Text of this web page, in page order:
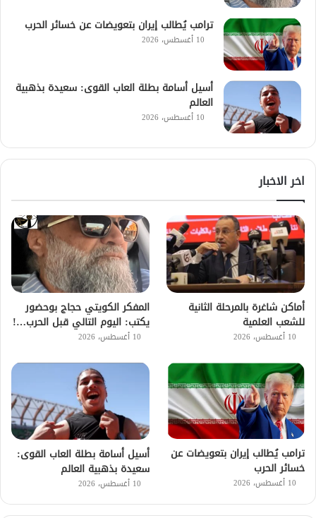
ترامب يُطالب إيران بتعويضات عن خسائر الحرب
10 أغسطس، 2026
أسيل أسامة بطلة العاب القوى: سعيدة بذهبية
العالم
10 أغسطس، 2026
اخر الاخبار
أماكن شاغرة بالمرحلة الثانية
للشعب العلمية
10 أغسطس، 2026
المفكر الكويتي حجاج بوحضور
يكتب: اليوم التالي قبل الحرب…!
10 أغسطس، 2026
ترامب يُطالب إيران بتعويضات عن
خسائر الحرب
10 أغسطس، 2026
أسيل أسامة بطلة العاب القوى:
سعيدة بذهبية العالم
10 أغسطس، 2026